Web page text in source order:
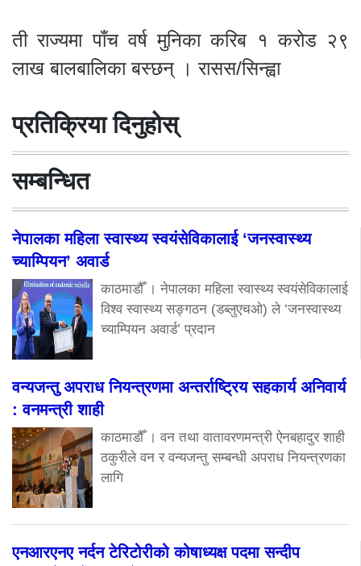
ती राज्यमा पाँच वर्ष मुनिका करिब १ करोड २९
लाख बालबालिका बस्छन् । रासस/सिन्ह्वा
प्रतिक्रिया दिनुहोस्
सम्बन्धित
नेपालका महिला स्वास्थ्य स्वयंसेविकालाई ‘जनस्वास्थ्य
च्याम्पियन’ अवार्ड
काठमाडौँ । नेपालका महिला स्वास्थ्य स्वयंसेविकालाई
विश्व स्वास्थ्य सङ्गठन (डब्लुएचओ) ले ‘जनस्वास्थ्य
च्याम्पियन अवार्ड’ प्रदान
वन्यजन्तु अपराध नियन्त्रणमा अन्तर्राष्ट्रिय सहकार्य अनिवार्य
: वनमन्त्री शाही
काठमाडौँ । वन तथा वातावरणमन्त्री ऐनबहादुर शाही
ठकुरीले वन र वन्यजन्तु सम्बन्धी अपराध नियन्त्रणका
लागि
एनआरएनए नर्दन टेरिटोरीको कोषाध्यक्ष पदमा सन्दीप